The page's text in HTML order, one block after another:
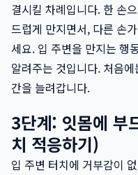
결시킬 차례입니다. 한 손
드럽게 만지면서, 다른 손
세요. 입 주변을 만지는 행
알려주는 것입니다. 처음
간을 늘려갑니다.
3단계: 잇몸에 부
치 적응하기)
입 주변 터치에 거부감이